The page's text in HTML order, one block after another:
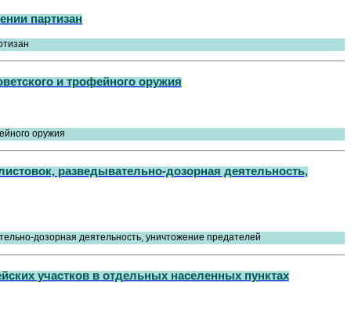
партизан
и трофейного оружия
разведывательно-дозорная деятельность,
участков в отдельных населенных пунктах